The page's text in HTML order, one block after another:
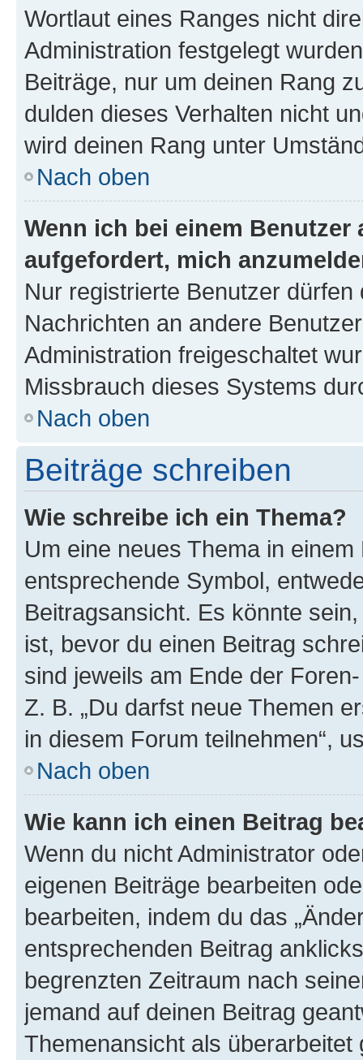
Wortlaut eines Ranges nicht
Administration festgelegt
Beiträge, nur um deinen Rang
dulden dieses Verhalten nicht
wird deinen Rang unter
Nach oben
Wenn ich bei einem
aufgefordert, mich
Nur registrierte Benutzer
Nachrichten an andere
Administration freigeschaltet
Missbrauch dieses Systems
Nach oben
Beiträge schreiben
Wie schreibe ich ein Thema?
Um eine neues Thema in
entsprechende Symbol,
Beitragsansicht. Es könnte
ist, bevor du einen Beitrag
sind jeweils am Ende der
Z. B. „Du darfst neue Themen
in diesem Forum teilnehmen“,
Nach oben
Wie kann ich einen Beitrag
Wenn du nicht Administrator
eigenen Beiträge bearbeiten
bearbeiten, indem du das
entsprechenden Beitrag
begrenzten Zeitraum nach
jemand auf deinen Beitrag
Themenansicht als